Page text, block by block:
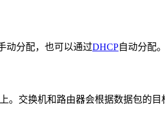
动分配，也可以通过DHCP自动分配。
交换机和路由器会根据数据包的目